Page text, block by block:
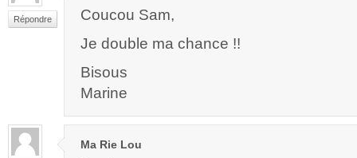
Répondre
Coucou Sam,
Je double ma chance !!
Bisous
Marine
Ma Rie Lou